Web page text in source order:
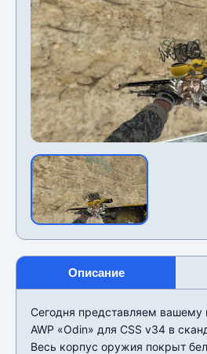
Описание
Сегодня представляем
AWP «Odin» для CSS v34 в
Весь корпус оружия покрыт